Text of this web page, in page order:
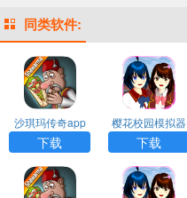
同类软件:
沙琪玛传奇app
官方下载
下载
樱花校园模拟器
正版无广告中文
版下载
下载